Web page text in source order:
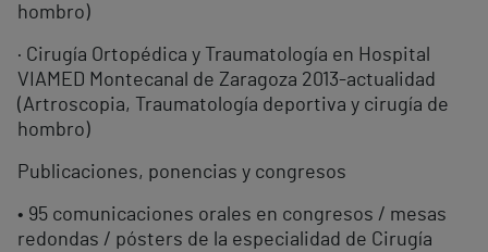
hombro)
· Cirugía Ortopédica y Traumatología en Hospital
VIAMED Montecanal de Zaragoza 2013-actualidad
(Artroscopia, Traumatología deportiva y cirugía de
hombro)
Publicaciones, ponencias y congresos
• 95 comunicaciones orales en congresos / mesas
redondas / pósters de la especialidad de Cirugía